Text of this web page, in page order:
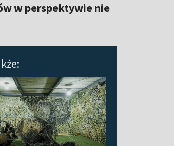
w perspektywie nie